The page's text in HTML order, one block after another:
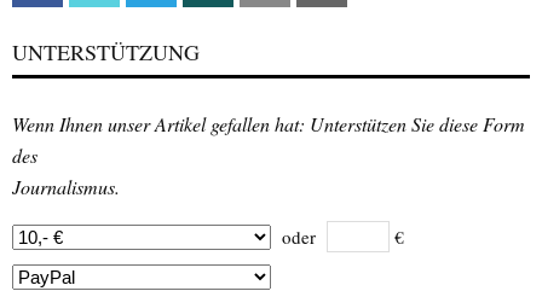
UNTERSTÜTZUNG
Wenn Ihnen unser Artikel gefallen hat: Unterstützen Sie diese Form
des
Journalismus.
oder €